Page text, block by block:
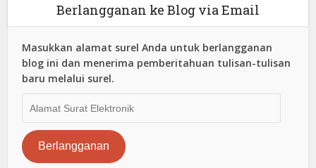
Berlangganan ke Blog via Email
Masukkan alamat surel Anda untuk berlangganan
blog ini dan menerima pemberitahuan tulisan-tulisan
baru melalui surel.
Surat
Elektronik
Berlangganan